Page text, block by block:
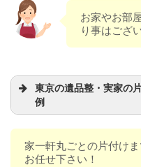
お家やお部
り事はござ
東京の遺品整・実家の
例
家一軒丸ごとの片付け
お任せ下さい！